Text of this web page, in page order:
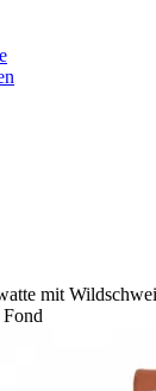
mit
Fond